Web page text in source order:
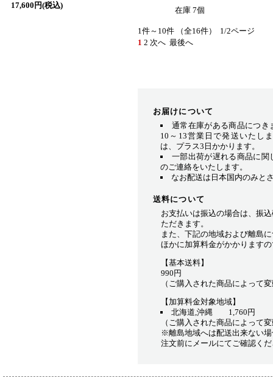
17,600円(税込)
在庫 7個
1件～10件 （全16件） 1/2ページ
1 2 次へ 最後へ
お届けについて
通常在庫がある商品につき
10～13営業日で発送いたし
は、プラス3日かかります。
一部出荷が遅れる商品に関
のご連絡をいたします。
なお配送は日本国内のみと
送料について
お支払いは振込の場合は、振
ただきます。
また、下記の地域および離島
ほかに加算料金がかかります
【基本送料】
990円
（ご購入された商品によって
【加算料金対象地域】
北海道,沖縄 1,760円
（ご購入された商品によって
※離島地域へは配送出来ない
注文前にメールにてご確認く